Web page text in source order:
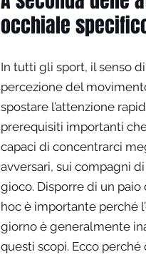
occhiale
In tutti gli sport, il senso
percezione del
spostare l’attenzione
prerequisiti importanti
capaci di concentrarci
avversari, sui compagni
gioco. Disporre di un paio
hoc è importante perché
giorno è generalmente
questi scopi. Ecco